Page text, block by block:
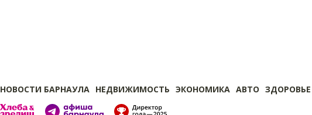
НОВОСТИ БАРНАУЛА НЕДВИЖИМОСТЬ ЭКОНОМИКА АВТО ЗДОРОВЬЕ